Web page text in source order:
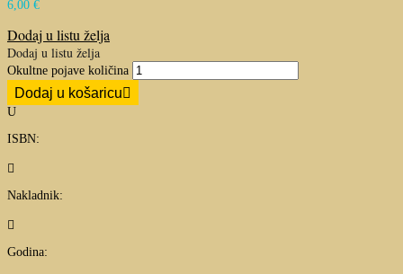
6,00 €
Dodaj u listu želja
Dodaj u listu želja
Okultne pojave količina
Dodaj u košaricu
U
ISBN:

Nakladnik:

Godina: